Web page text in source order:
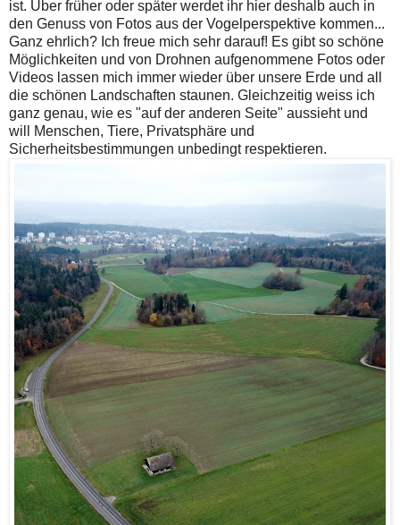
ist. Über früher oder später werdet ihr hier deshalb auch in
den Genuss von Fotos aus der Vogelperspektive kommen...
Ganz ehrlich? Ich freue mich sehr darauf! Es gibt so schöne
Möglichkeiten und von Drohnen aufgenommene Fotos oder
Videos lassen mich immer wieder über unsere Erde und all
die schönen Landschaften staunen. Gleichzeitig weiss ich
ganz genau, wie es "auf der anderen Seite" aussieht und
will Menschen, Tiere, Privatsphäre und
Sicherheitsbestimmungen unbedingt respektieren.